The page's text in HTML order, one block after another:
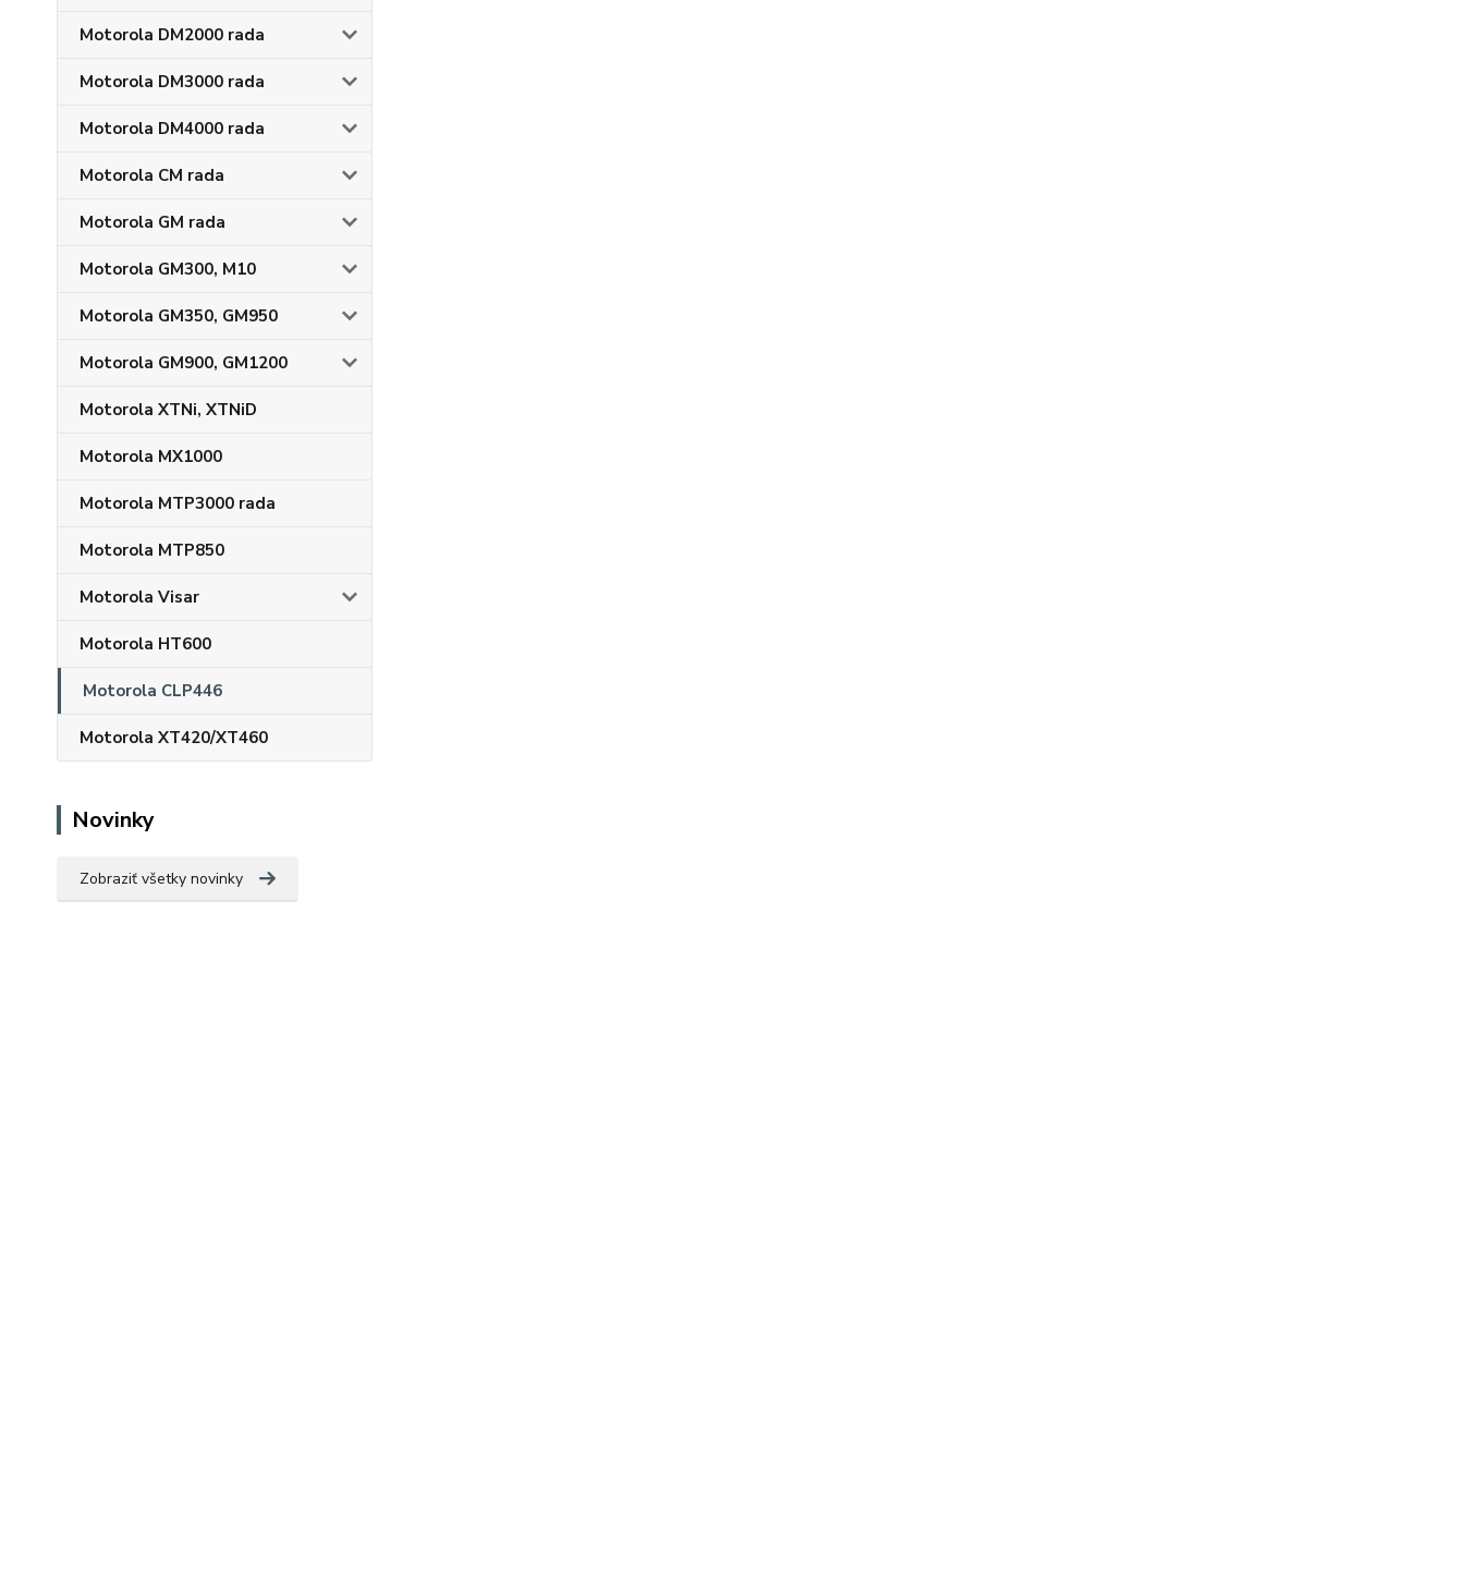
Motorola DM2000 rada
Motorola DM3000 rada
Motorola DM4000 rada
Motorola CM rada
Motorola GM rada
Motorola GM300, M10
Motorola GM350, GM950
Motorola GM900, GM1200
Motorola XTNi, XTNiD
Motorola MX1000
Motorola MTP3000 rada
Motorola MTP850
Motorola Visar
Motorola HT600
Motorola CLP446
Motorola XT420/XT460
Novinky
Zobraziť všetky novinky